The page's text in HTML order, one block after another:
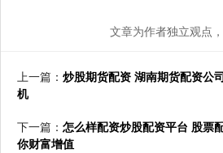
文章为作者独立观点
上一篇： 炒股期货配资 湖南期货配资公
机
下一篇： 怎么样配资炒股配资平台 股票
你财富增值